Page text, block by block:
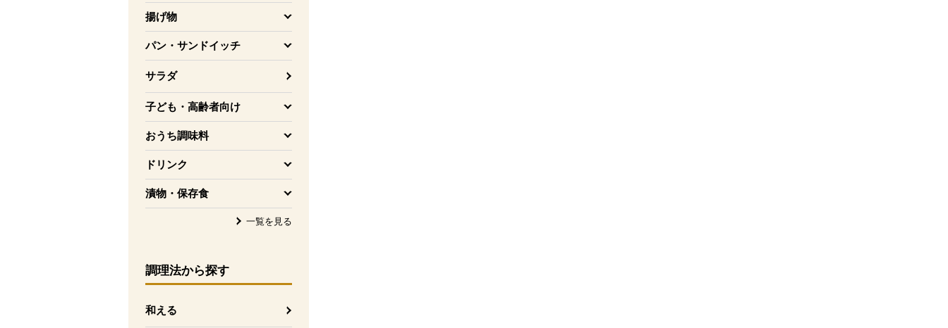
揚げ物
を開く
パン・サンドイッチ
を開く
サラダ
子ども・高齢者向け
を開く
おうち調味料
を開く
ドリンク
を開く
漬物・保存食
を開く
一覧を見る
調理法から探す
和える